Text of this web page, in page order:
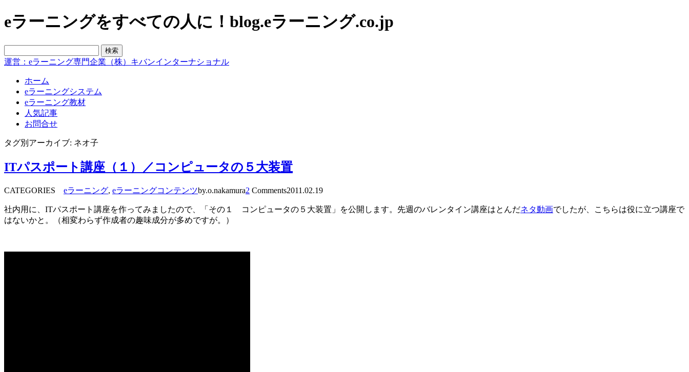
eラーニングをすべての人に！blog.eラーニング.co.jp
運営：eラーニング専門企業（株）キバンインターナショナル
ホーム
eラーニングシステム
eラーニング教材
人気記事
お問合せ
タグ別アーカイブ: ネオ子
ITパスポート講座（１）／コンピュータの５大装置
CATEGORIES eラーニング, eラーニングコンテンツby.o.nakamura2 Comments2011.02.19
社内用に、ITパスポート講座を作ってみましたので、「その１ コンピュータの５大装置」を公開します。先週のバレンタイン講座はとんだネタ動画でしたが、こちらは役に立つ講座で
はないかと。（相変わらず作成者の趣味成分が多めですが。）